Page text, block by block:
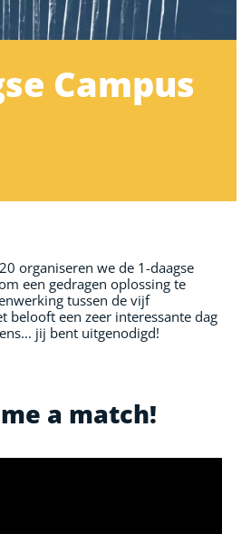
Campus
organiseren we de 1-daagse
een gedragen oplossing te
tussen de vijf
belooft een zeer interessante dag
jij bent uitgenodigd!
a match!